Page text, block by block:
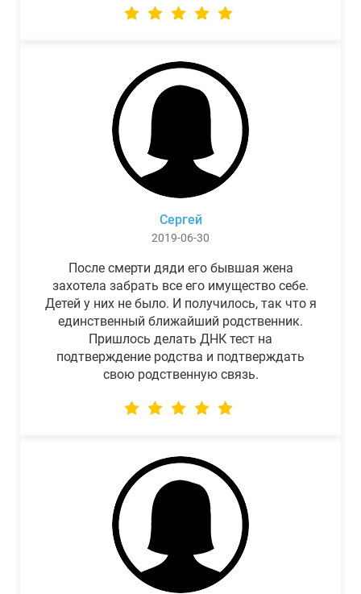
Сергей
2019-06-30
После смерти дяди его бывшая жена
захотела забрать все его имущество себе.
Детей у них не было. И получилось, так что я
единственный ближайший родственник.
Пришлось делать ДНК тест на
подтверждение родства и подтверждать
свою родственную связь.